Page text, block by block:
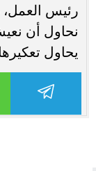
رئيس
نحاول أن
يحاول